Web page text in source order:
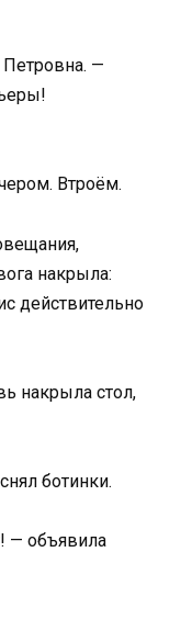
—
Втроём.
накрыла:
действительно
накрыла стол,
ботинки.
— объявила